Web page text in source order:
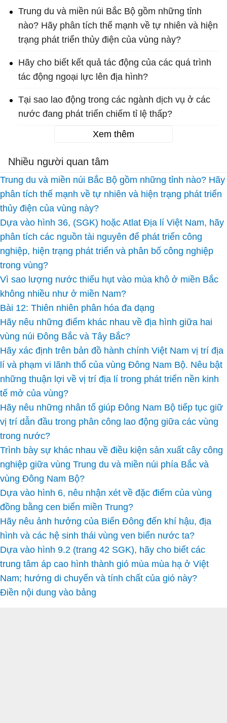
Trung du và miền núi Bắc Bộ gồm những tỉnh
nào? Hãy phân tích thế mạnh về tự nhiên và hiện
trạng phát triển thủy điện của vùng này?
Hãy cho biết kết quả tác động của các quá trình
tác động ngoại lực lên địa hình?
Tại sao lao động trong các ngành dịch vụ ở các
nước đang phát triển chiếm tỉ lệ thấp?
Xem thêm
Nhiều người quan tâm
Trung du và miền núi Bắc Bộ gồm những tỉnh nào? Hãy
phân tích thế mạnh về tự nhiên và hiện trạng phát triển
thủy điện của vùng này?
Dựa vào hình 36, (SGK) hoặc Atlat Địa lí Việt Nam, hãy
phân tích các nguồn tài nguyên để phát triển công
nghiệp, hiện trạng phát triển và phân bố công nghiệp
trong vùng?
Vì sao lượng nước thiếu hụt vào mùa khô ở miền Bắc
không nhiều như ở miền Nam?
Bài 12: Thiên nhiên phân hóa đa dạng
Hãy nêu những điểm khác nhau về địa hình giữa hai
vùng núi Đông Bắc và Tây Bắc?
Hãy xác định trên bản đồ hành chính Việt Nam vị trí địa
lí và phạm vi lãnh thổ của vùng Đông Nam Bộ. Nêu bật
những thuận lợi về vị trí địa lí trong phát triển nền kinh
tế mở của vùng?
Hãy nêu những nhân tố giúp Đông Nam Bộ tiếp tục giữ
vị trí dẫn đầu trong phân công lao động giữa các vùng
trong nước?
Trình bày sự khác nhau về điều kiện sản xuất cây công
nghiệp giữa vùng Trung du và miền núi phía Bắc và
vùng Đông Nam Bộ?
Dựa vào hình 6, nêu nhận xét về đặc điểm của vùng
đồng bằng cen biển miền Trung?
Hãy nêu ảnh hưởng của Biển Đông đến khí hậu, địa
hình và các hệ sinh thái vùng ven biển nước ta?
Dựa vào hình 9.2 (trang 42 SGK), hãy cho biết các
trung tâm áp cao hình thành gió mùa mùa hạ ở Việt
Nam; hướng di chuyển và tính chất của gió này?
Điền nội dung vào bảng